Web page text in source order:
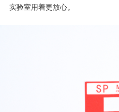
实验室用着更放心。